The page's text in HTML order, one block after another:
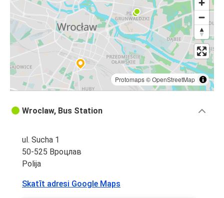
Protomaps©OpenStreetMap
Wroclaw, Bus Station
ul. Sucha 1
50-525 Вроцлав
Polija
Skatīt adresi Google Maps